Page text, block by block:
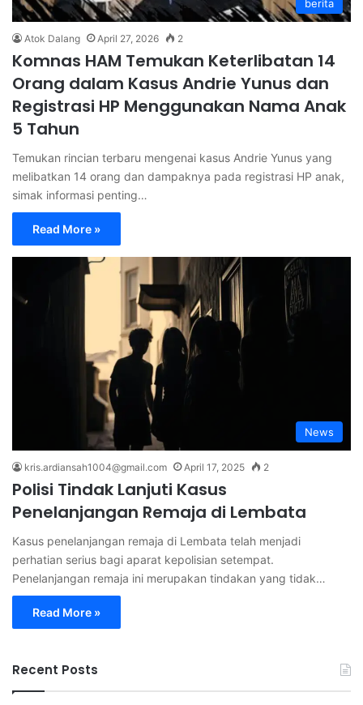
berita
Atok Dalang April 27, 2026 2
Komnas HAM Temukan Keterlibatan 14
Orang dalam Kasus Andrie Yunus dan
Registrasi HP Menggunakan Nama Anak
5 Tahun
Temukan rincian terbaru mengenai kasus Andrie Yunus yang
melibatkan 14 orang dan dampaknya pada registrasi HP anak,
simak informasi penting…
Read More »
News
kris.ardiansah1004@gmail.com April 17, 2025 2
Polisi Tindak Lanjuti Kasus
Penelanjangan Remaja di Lembata
Kasus penelanjangan remaja di Lembata telah menjadi
perhatian serius bagi aparat kepolisian setempat.
Penelanjangan remaja ini merupakan tindakan yang tidak…
Read More »
Recent Posts